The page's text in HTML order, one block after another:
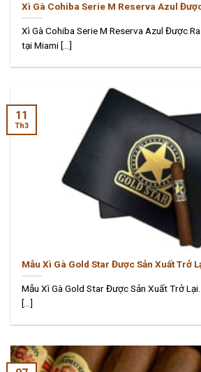
Xì Gà Cohiba Serie M Reserva Azul
Xì Gà Cohiba Serie M Reserva Azul Được
tại Miami [...]
Mẫu Xì Gà Gold Star Được Sản Xuất Trở
Mẫu Xì Gà Gold Star Được Sản Xuất Trở
[...]
11
Th3